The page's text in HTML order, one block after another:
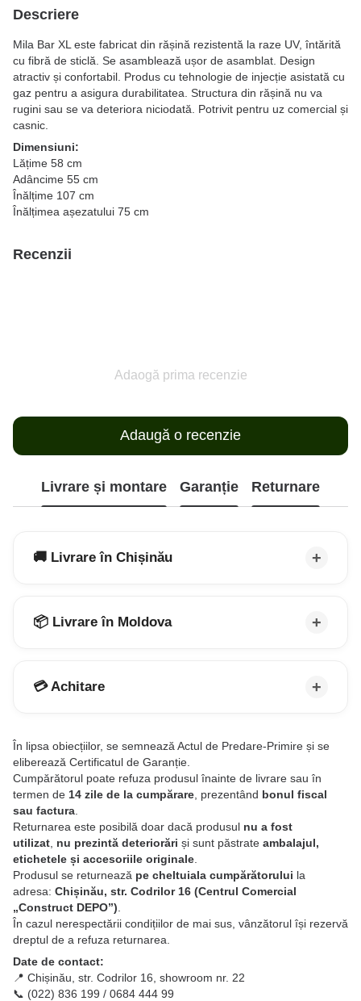
Descriere
Mila Bar XL este fabricat din rășină rezistentă la raze UV, întărită
cu fibră de sticlă. Se asamblează ușor de asamblat. Design
atractiv și confortabil. Produs cu tehnologie de injecție asistată cu
gaz pentru a asigura durabilitatea. Structura din rășină nu va
rugini sau se va deteriora niciodată. Potrivit pentru uz comercial și
casnic.
Dimensiuni:
Lățime 58 cm
Adâncime 55 cm
Înălțime 107 cm
Înălțimea așezatului 75 cm
Recenzii
Adaogă prima recenzie
Adaugă o recenzie
Livrare și montare Garanție Returnare
🚚 Livrare în Chișinău
📦 Livrare în Moldova
💳 Achitare
În lipsa obiecțiilor, se semnează Actul de Predare-Primire și se
eliberează Certificatul de Garanție.
Cumpărătorul poate refuza produsul înainte de livrare sau în
termen de 14 zile de la cumpărare , prezentând bonul fiscal
sau factura
Returnarea este posibilă doar dacă produsul nu a fost
utilizat nu prezintă deteriorări și sunt păstrate ambalajul,
etichetele și accesoriile originale
Produsul se returnează pe cheltuiala cumpărătorului la
adresa: Chișinău, str. Codrilor 16 (Centrul Comercial
„Construct DEPO”)
În cazul nerespectării condițiilor de mai sus, vânzătorul își rezervă
dreptul de a refuza returnarea.
Date de contact:
📍 Chișinău, str. Codrilor 16, showroom nr. 22
📞 (022) 836 199 / 0684 444 99